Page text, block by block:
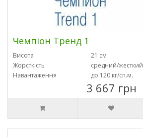
Чемпіон Тренд 1
Висота
21 см
Жорсткість
средний/жесткий
Навантаження
до 120 кг/сп.м.
3 667 грн